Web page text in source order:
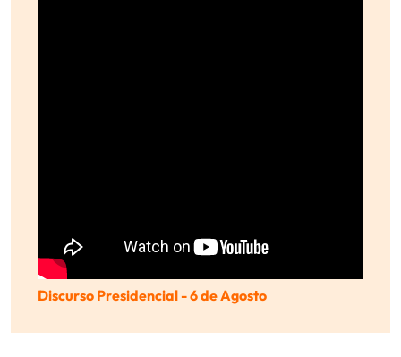
Discurso Presidencial - 6 de Agosto